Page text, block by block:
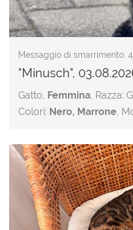
Messaggio di smarrimento:
"Minusch",
Gatto, Femmina, Razza:
Colori: Nero, Marrone,